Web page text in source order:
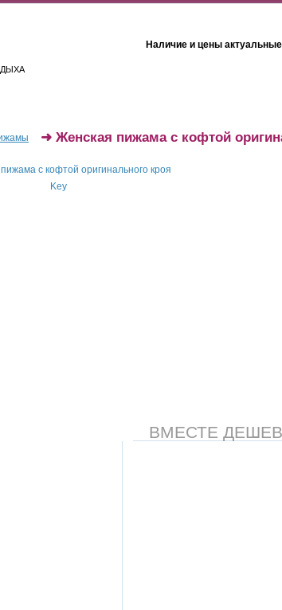
Наличие и цены актуальные
➜ Женская пижама с кофтой
ВМЕСТЕ